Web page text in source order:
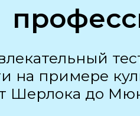
на примере
Шерлока до